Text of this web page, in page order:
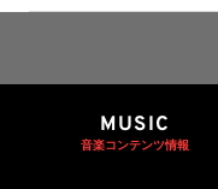
MUSIC
音楽コンテンツ情報